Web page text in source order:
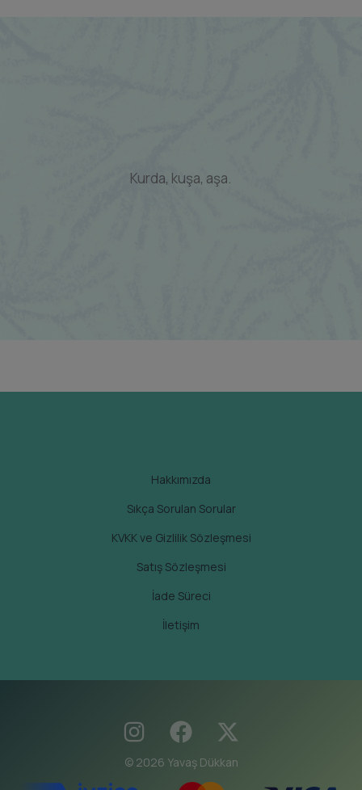
Kurda, kuşa, aşa.
Hakkımızda
Sıkça Sorulan Sorular
KVKK ve Gizlilik Sözleşmesi
Satış Sözleşmesi
İade Süreci
İletişim
© 2026 Yavaş Dükkan